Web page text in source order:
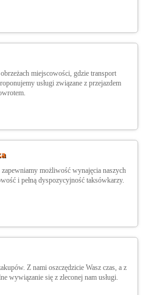
miejscowości, gdzie transport
usługi związane z przejazdem
możliwość wynajęcia naszych
i pełną dyspozycyjność taksówkarzy.
Z nami oszczędzicie Wasz czas, a z
wywiązanie się z zleconej nam usługi.